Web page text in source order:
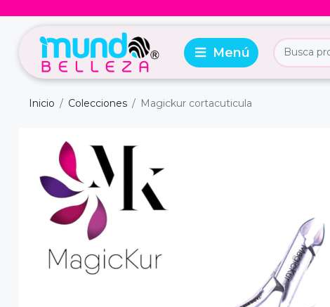
Inicio Colecciones Magickur cortacuticula